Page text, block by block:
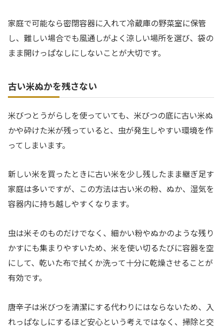
家庭で可能なら密閉容器に入れて冷蔵庫の野菜室に保管
し、難しい場合でも風通しがよく涼しい場所を選び、袋の
まま開けっぱなしにしないことが大切です。
古い米ぬかを残さない
米びつとうがらしを使っていても、米びつの底に古い米ぬ
かや砕けた米が残っていると、虫が発生しやすい環境を作
ってしまいます。
新しい米を買ったときに古い米を少し残したまま継ぎ足す
家庭は多いですが、この方法は古い米の粉、ぬか、湿気を
容器内に持ち越しやすくなります。
虫は米そのものだけでなく、細かい粉やぬかのような残り
かすにも集まりやすいため、米を使い切るたびに容器を空
にして、乾いた布で拭くか洗って十分に乾燥させることが
有効です。
唐辛子は米びつを清潔にする代わりにはならないため、入
れっぱなしにするほど安心という考えではなく、掃除と交